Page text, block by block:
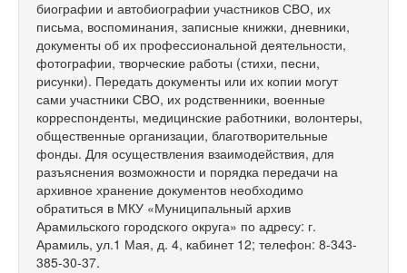
биографии и автобиографии участников СВО, их
письма, воспоминания, записные книжки, дневники,
документы об их профессиональной деятельности,
фотографии, творческие работы (стихи, песни,
рисунки). Передать документы или их копии могут
сами участники СВО, их родственники, военные
корреспонденты, медицинские работники, волонтеры,
общественные организации, благотворительные
фонды. Для осуществления взаимодействия, для
разъяснения возможности и порядка передачи на
архивное хранение документов необходимо
обратиться в МКУ «Муниципальный архив
Арамильского городского округа» по адресу: г.
Арамиль, ул.1 Мая, д. 4, кабинет 12; телефон: 8-343-
385-30-37.